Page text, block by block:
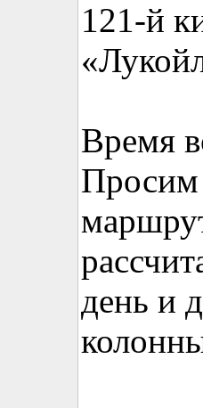
121-й
Время
Просим
день и